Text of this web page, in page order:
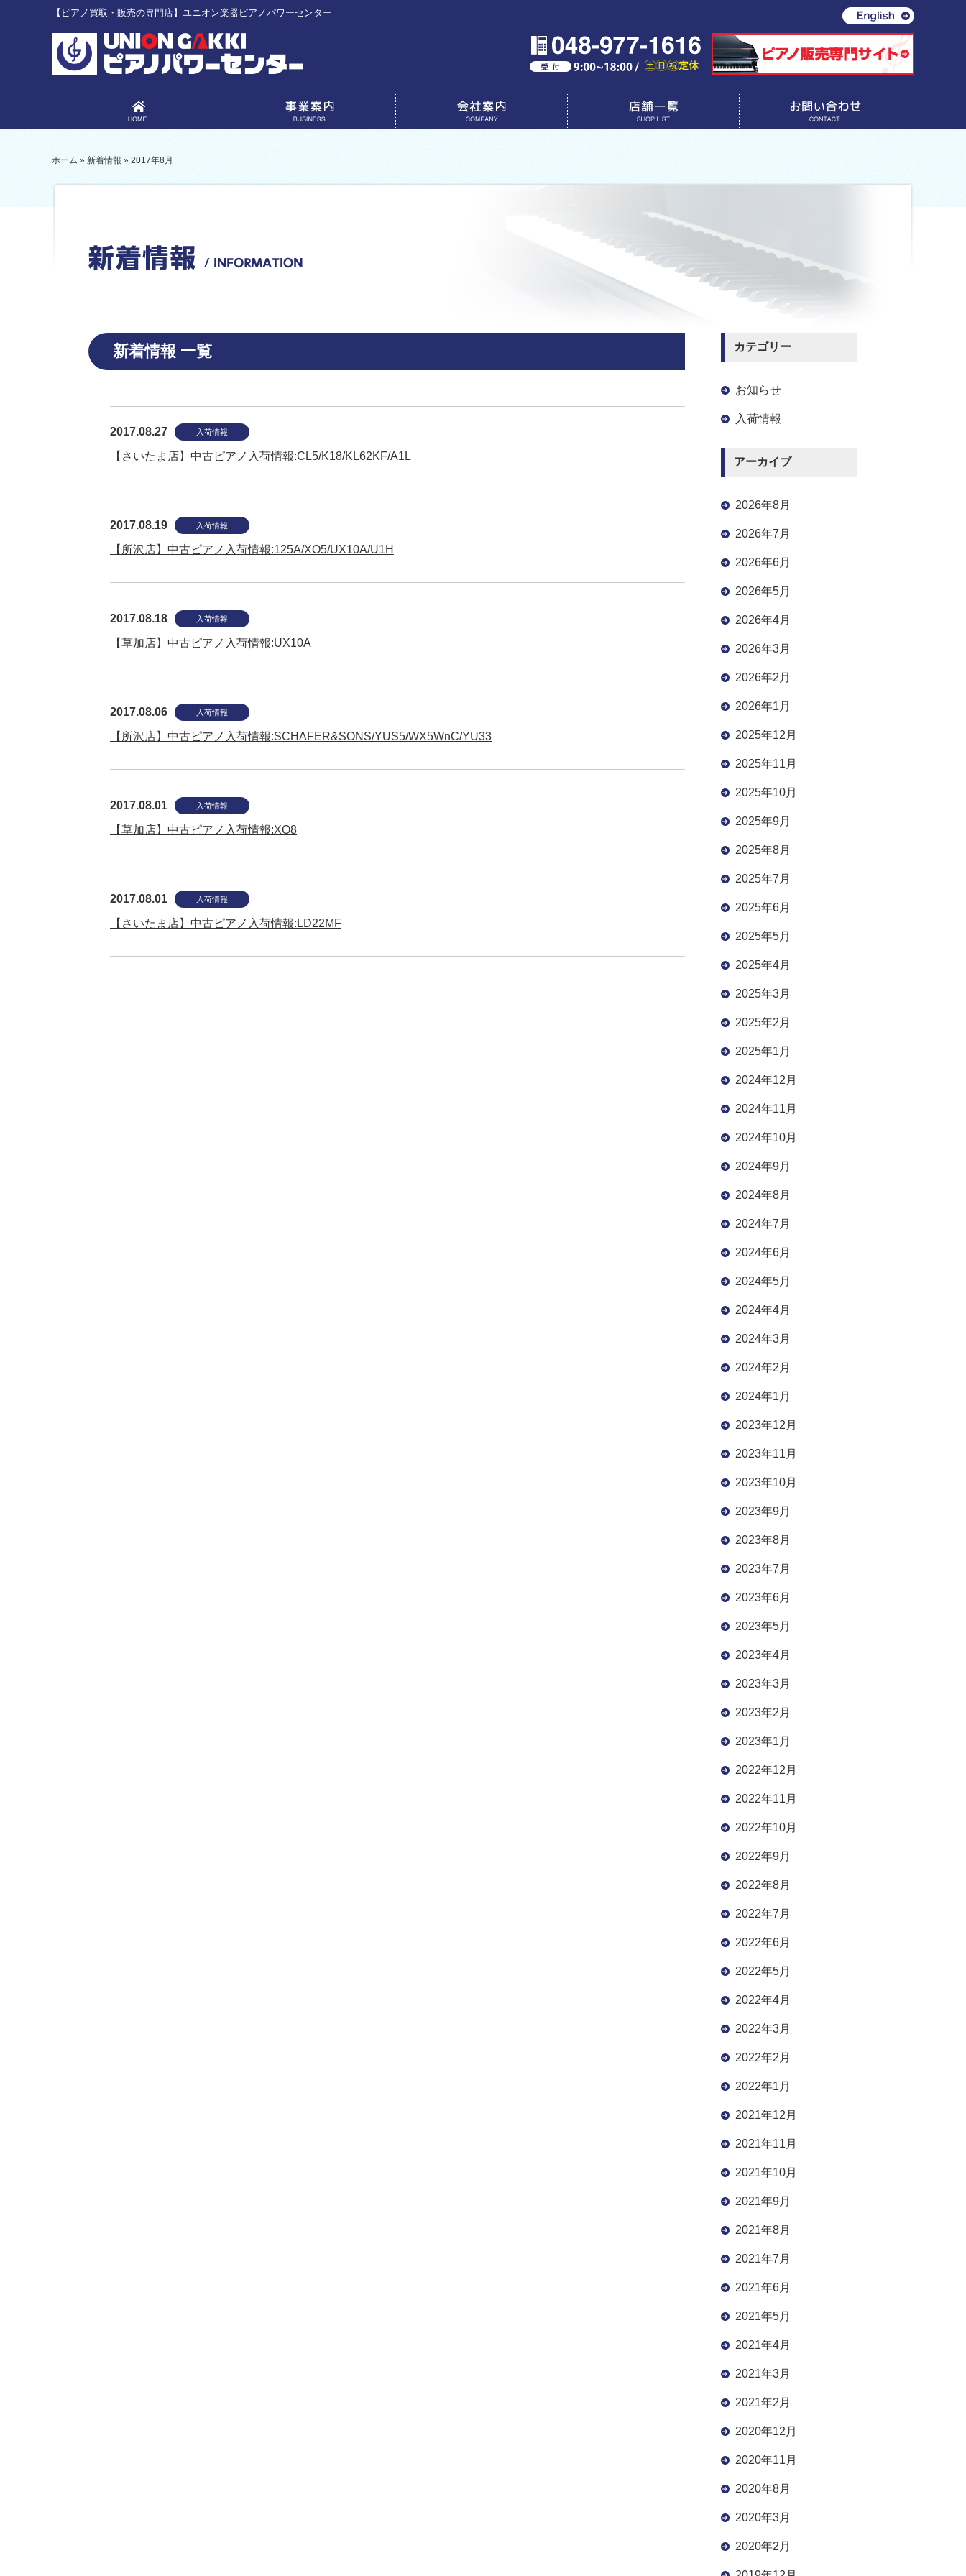
【ピアノ買取・販売の専門店】ユニオン楽器ピアノパワーセンター
ホーム » 新着情報 » 2017年8月
新着情報 一覧
2017.08.27 入荷情報
【さいたま店】中古ピアノ入荷情報:CL5/K18/KL62KF/A1L
2017.08.19 入荷情報
【所沢店】中古ピアノ入荷情報:125A/XO5/UX10A/U1H
2017.08.18 入荷情報
【草加店】中古ピアノ入荷情報:UX10A
2017.08.06 入荷情報
【所沢店】中古ピアノ入荷情報:SCHAFER&SONS/YUS5/WX5WnC/YU33
2017.08.01 入荷情報
【草加店】中古ピアノ入荷情報:XO8
2017.08.01 入荷情報
【さいたま店】中古ピアノ入荷情報:LD22MF
カテゴリー
お知らせ
入荷情報
アーカイブ
2026年8月
2026年7月
2026年6月
2026年5月
2026年4月
2026年3月
2026年2月
2026年1月
2025年12月
2025年11月
2025年10月
2025年9月
2025年8月
2025年7月
2025年6月
2025年5月
2025年4月
2025年3月
2025年2月
2025年1月
2024年12月
2024年11月
2024年10月
2024年9月
2024年8月
2024年7月
2024年6月
2024年5月
2024年4月
2024年3月
2024年2月
2024年1月
2023年12月
2023年11月
2023年10月
2023年9月
2023年8月
2023年7月
2023年6月
2023年5月
2023年4月
2023年3月
2023年2月
2023年1月
2022年12月
2022年11月
2022年10月
2022年9月
2022年8月
2022年7月
2022年6月
2022年5月
2022年4月
2022年3月
2022年2月
2022年1月
2021年12月
2021年11月
2021年10月
2021年9月
2021年8月
2021年7月
2021年6月
2021年5月
2021年4月
2021年3月
2021年2月
2020年12月
2020年11月
2020年8月
2020年3月
2020年2月